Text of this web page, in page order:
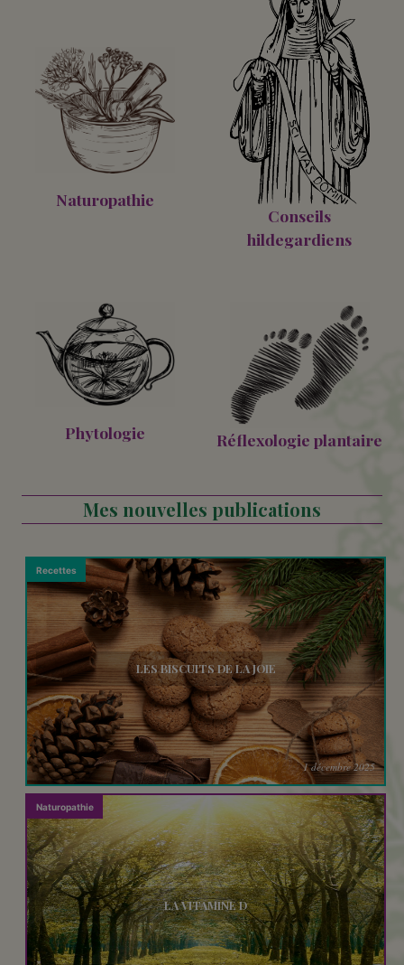
Naturopathie
Conseils
hildegardiens
Phytologie Réflexologie plantaire
Mes nouvelles publications
Recettes
LES BISCUITS DE LA JOIE
1 décembre 2025
Naturopathie
LA VITAMINE D